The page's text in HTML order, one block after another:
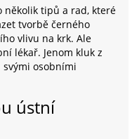
několik tipů a rad, které
tvorbě černého
vlivu na krk. Ale
lékař. Jenom kluk z
svými osobními
ústní